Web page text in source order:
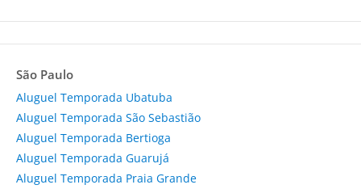
São Paulo
Aluguel Temporada Ubatuba
Aluguel Temporada São Sebastião
Aluguel Temporada Bertioga
Aluguel Temporada Guarujá
Aluguel Temporada Praia Grande